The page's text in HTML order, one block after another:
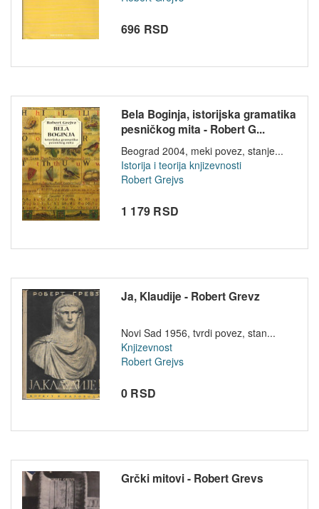
696 RSD
Bela Boginja, istorijska gramatika
pesničkog mita - Robert G...
Beograd 2004, meki povez, stanje...
Istorija i teorija knjizevnosti
Robert Grejvs
1 179 RSD
Ja, Klaudije - Robert Grevz
Novi Sad 1956, tvrdi povez, stan...
Knjizevnost
Robert Grejvs
0 RSD
Grčki mitovi - Robert Grevs